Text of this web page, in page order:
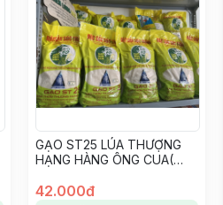
GẠO ST25 LÚA THƯỢNG
HẠNG HÀNG ÔNG CUA(
42.000đ